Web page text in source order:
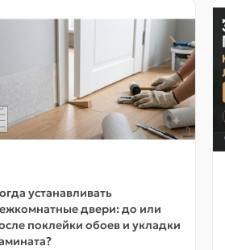
устанавливать
двери: до или
поклейки обоев и укладки